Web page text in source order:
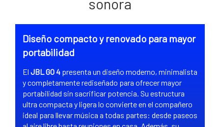
Diseño compacto y renovado para mayor
portabilidad
El JBL GO 4 presenta un diseño moderno, minimalista
y completamente rediseñado para ofrecer mayor
portabilidad sin sacrificar potencia. Su estructura
ultra compacta y ligera lo convierte en el compañero
ideal para llevar música a todas partes: desde paseos